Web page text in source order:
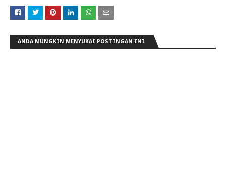
ANDA MUNGKIN MENYUKAI POSTINGAN INI